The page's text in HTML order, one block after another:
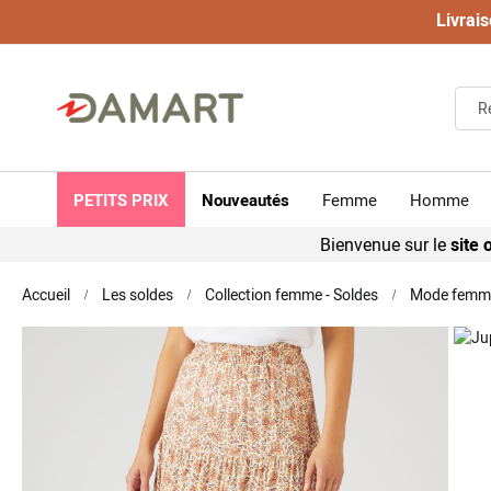
PETITS PRIX Nouveautés Femme Homme
Bienvenue sur lesite
Accueil Les soldes Collection femme - Soldes Mode